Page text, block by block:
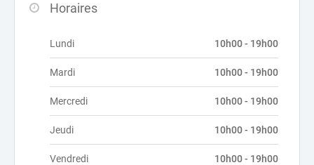
Horaires
Lundi 10h00 - 19h00
Mardi 10h00 - 19h00
Mercredi 10h00 - 19h00
Jeudi 10h00 - 19h00
Vendredi 10h00 - 19h00